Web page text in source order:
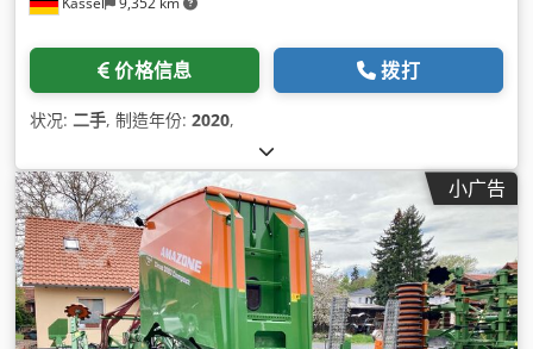
价格信息 拨打
状况: 二手, 制造年份: 2020,
小广告